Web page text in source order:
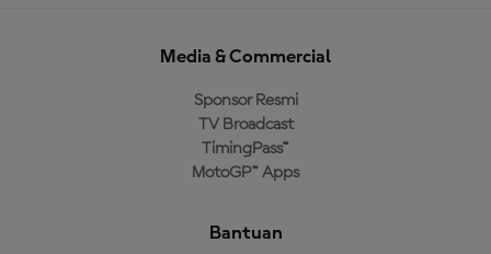
Media & Commercial
Sponsor Resmi
TV Broadcast
TimingPass™
MotoGP™ Apps
Bantuan